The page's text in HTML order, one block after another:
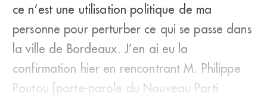
ce n’est une utilisation politique de ma
personne pour perturber ce qui se passe dans
la ville de Bordeaux. J’en ai eu la
confirmation hier en rencontrant M. Philippe
Poutou [porte-parole du Nouveau Parti